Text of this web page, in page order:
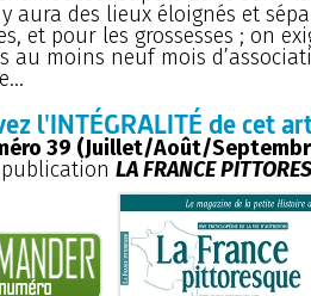
aura des lieux éloignés et
et pour les grossesses ; on
au moins neuf mois
l'INTÉGRALITÉ de cet
39 (Juillet/Août/
LA FRANCE